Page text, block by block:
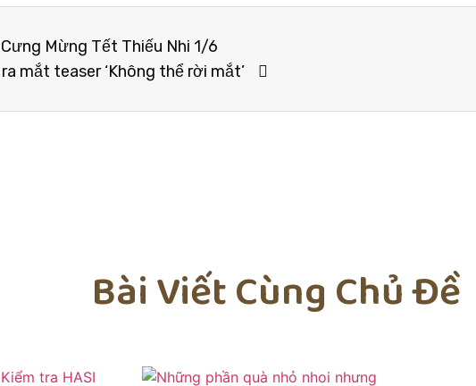
Mừng Tết Thiếu Nhi 1/6
mắt teaser ‘Không thể rời mắt’
Bài Viết Cùng Chủ Đề